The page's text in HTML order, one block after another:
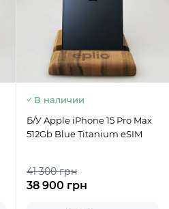
В наличии
Б/У Apple iPhone 15 Pro Max
512Gb Blue Titanium eSIM
41 300 грн
38 900 грн